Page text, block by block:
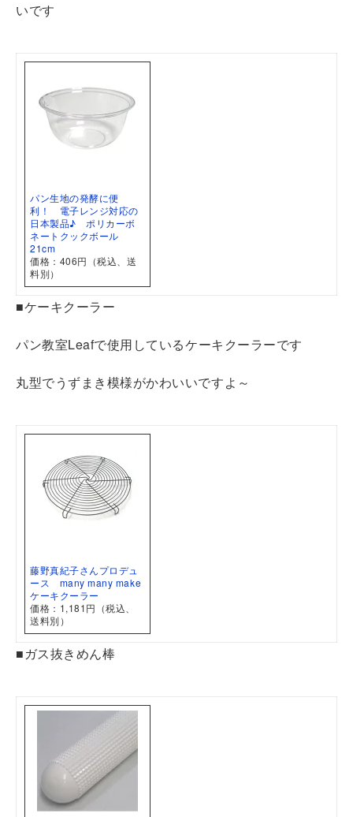
いです
パン生地の発酵に便
利！ 電子レンジ対応の
日本製品♪ ポリカーボ
ネートクックボール
21cm
価格：406円（税込、送
料別）
■ケーキクーラー
パン教室Leafで使用しているケーキクーラーです
丸型でうずまき模様がかわいいですよ～
藤野真紀子さんプロデュ
ース many many make
ケーキクーラー
価格：1,181円（税込、
送料別）
■ガス抜きめん棒